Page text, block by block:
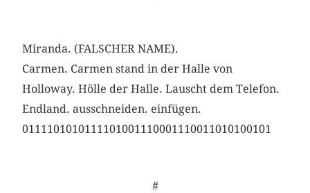
Miranda. (FALSCHER NAME).
Carmen. Carmen stand in der Halle von
Holloway. Hölle der Halle. Lauscht dem Telefon.
Endland. ausschneiden. einfügen.
0111101010111101001110001110011010100101
#